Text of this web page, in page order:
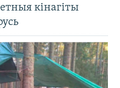
кінагіты